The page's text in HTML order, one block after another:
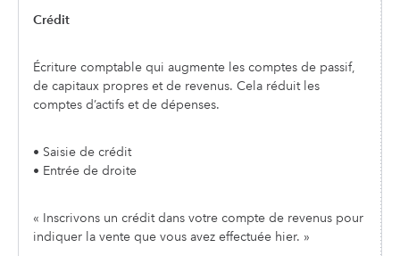
Crédit
Écriture comptable qui augmente les comptes de passif,
de capitaux propres et de revenus. Cela réduit les
comptes d’actifs et de dépenses.
• Saisie de crédit
• Entrée de droite
« Inscrivons un crédit dans votre compte de revenus pour
indiquer la vente que vous avez effectuée hier. »